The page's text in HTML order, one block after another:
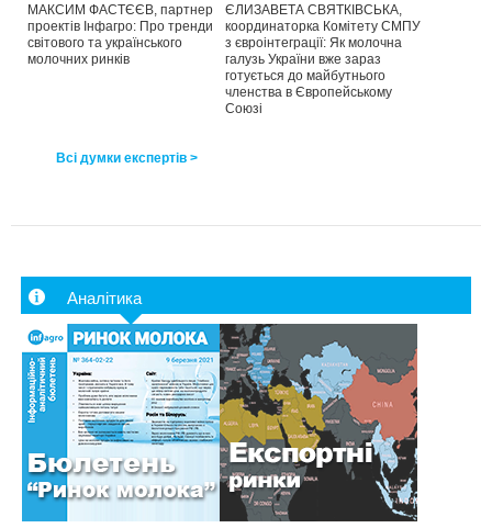
МАКСИМ ФАСТЄЄВ, партнер
проектів Інфагро: Про тренди
світового та українського
молочних ринків
ЄЛИЗАВЕТА СВЯТКІВСЬКА,
координаторка Комітету СМПУ
з євроінтеграції: Як молочна
галузь України вже зараз
готується до майбутнього
членства в Європейському
Союзі
Всі думки експертів >
Аналітика